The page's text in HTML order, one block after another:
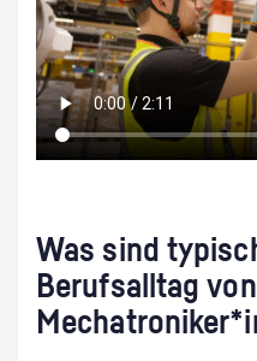
Was sind
Berufsalltag von